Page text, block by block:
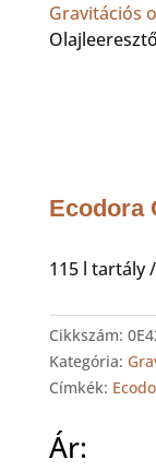
Gravitációs
Ecodora
115 l tartály
Cikkszám:
Kategória:
Címkék:
Ár: